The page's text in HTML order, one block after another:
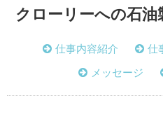
クローリーへの石油
仕事内容紹介 仕
メッセージ